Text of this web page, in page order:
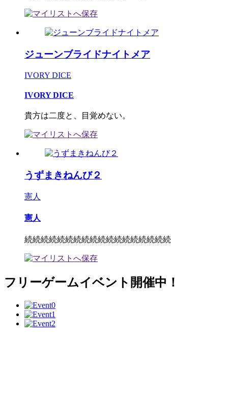
ジューンブライドナイトメア
IVORY DICE
IVORY DICE
貴方は二度と、目覚めない。
うずまきねんび２
憲人
憲人
続続続続続続続続続続続続続続続続続続
フリーゲームイベント開催中！